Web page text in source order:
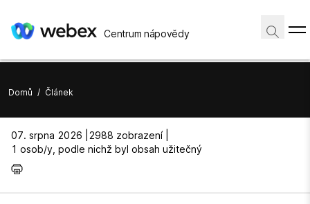
Centrum nápovědy
Domů / Článek
07. srpna 2026 |
2988 zobrazení |
1 osob/y, podle nichž byl obsah užitečný